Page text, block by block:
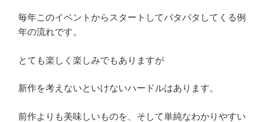
毎年このイベントからスタートしてバタバタしてくる例
年の流れです。
とても楽しく楽しみでもありますが
新作を考えないといけないハードルはあります。
前作よりも美味しいものを、そして単純なわかりやすい